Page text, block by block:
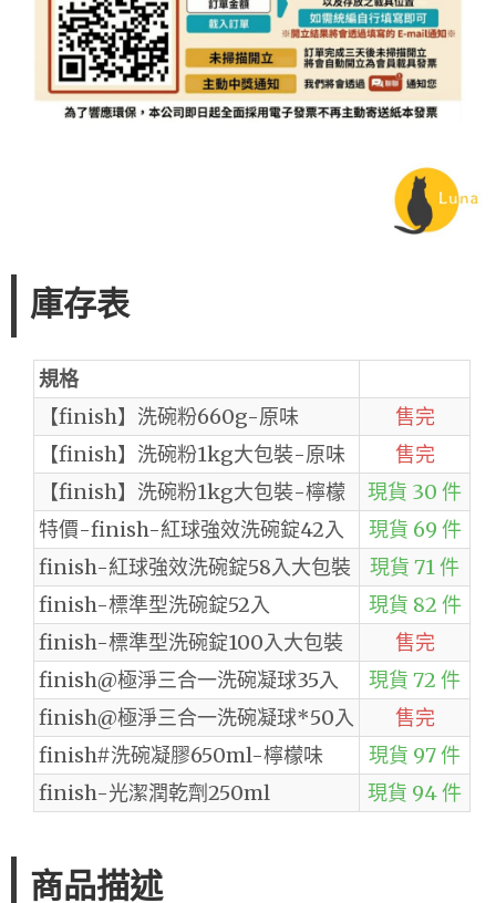
庫存表
規格
【finish】洗碗粉660g-原味
售完
【finish】洗碗粉1kg大包裝-原味
售完
【finish】洗碗粉1kg大包裝-檸檬
現貨 30 件
特價-finish-紅球強效洗碗錠42入
現貨 69 件
finish-紅球強效洗碗錠58入大包裝
現貨 71 件
finish-標準型洗碗錠52入
現貨 82 件
finish-標準型洗碗錠100入大包裝
售完
finish@極淨三合一洗碗凝球35入
現貨 72 件
finish@極淨三合一洗碗凝球*50入
售完
finish#洗碗凝膠650ml-檸檬味
現貨 97 件
finish-光潔潤乾劑250ml
現貨 94 件
商品描述